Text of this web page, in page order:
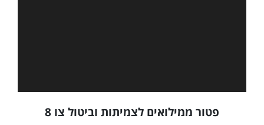
פטור ממילואים לצמיתות וביטול צו 8